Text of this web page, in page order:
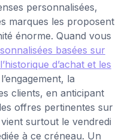
personnalisées,
marques les proposent
énorme. Quand vous
basées sur
d’achat et les
la
clients, en anticipant
offres pertinentes sur
surtout le vendredi
à ce créneau. Un